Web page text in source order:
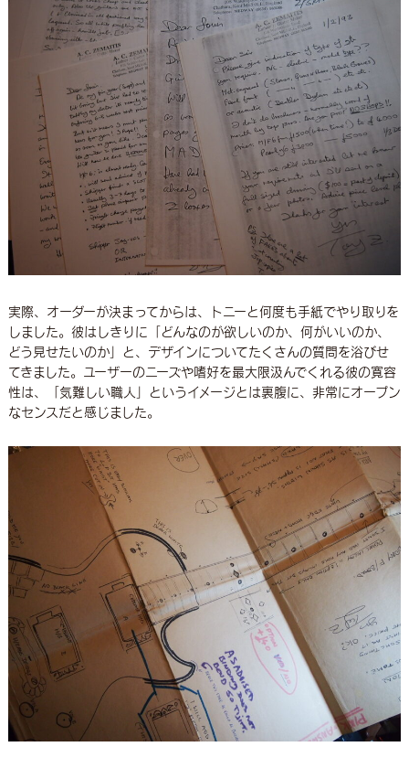
実際、オーダーが決まってからは、トニーと何度も手紙でやり取りを
しました。彼はしきりに「どんなのが欲しいのか、何がいいのか、
どう見せたいのか」と、デザインについてたくさんの質問を浴びせ
てきました。ユーザーのニーズや嗜好を最大限汲んでくれる彼の寛容
性は、「気難しい職人」というイメージとは裏腹に、非常にオープン
なセンスだと感じました。